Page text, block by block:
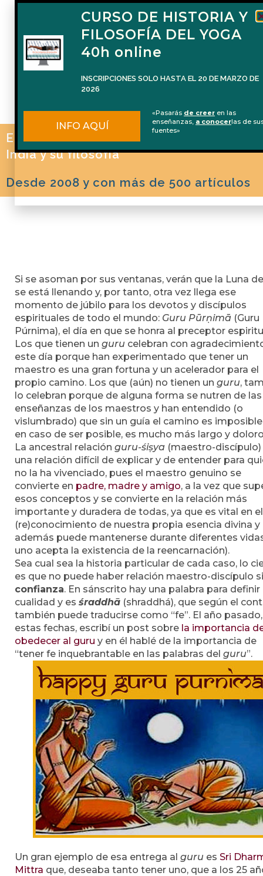
El blog de Naren Herrero sobre Yoga, la
India y su filosofía
Desde 2008 y con más de 500 artículos
Si se asoman por sus ventanas, verán que la Luna
se está llenando y, por tanto, otra vez llega ese
momento de júbilo para los devotos y discípulos
espirituales de todo el mundo: Guru Pūrṇimā (Guru
Púrnima), el día en que se honra al preceptor
Los que tienen un guru celebran con
este día porque han experimentado que tener un
maestro es una gran fortuna y un acelerador para el
propio camino. Los que (aún) no tienen un guru,
lo celebran porque de alguna forma se nutren de las
enseñanzas de los maestros y han entendido (o
vislumbrado) que sin un guía el camino es
en caso de ser posible, es mucho más largo y
La ancestral relación guru-śiṣya (maestro-discípulo)
una relación difícil de explicar y de entender para
no la ha vivenciado, pues el maestro genuino se
convierte en padre, madre y amigo, a la vez que
esos conceptos y se convierte en la relación más
importante y duradera de todas, ya que es vital en el
(re)conocimiento de nuestra propia esencia divina y
además puede mantenerse durante diferentes
uno acepta la existencia de la reencarnación).
Sea cual sea la historia particular de cada caso, lo
es que no puede haber relación maestro-discípulo
confianza. En sánscrito hay una palabra para
cualidad y es śraddhā (shraddhá), que según el
también puede traducirse como “fe”. El año
estas fechas, escribí un post sobre la importancia
obedecer al guru y en él hablé de la importancia de
“tener fe inquebrantable en las palabras del guru”.
Un gran ejemplo de esa entrega al guru es Sri
Mittra que, deseaba tanto tener uno, que a los 25
CURSO DE HISTORIA Y
FILOSOFÍA DEL YOGA
40h online
INSCRIPCIONES SOLO HASTA EL 20 DE MARZO DE
2026
INFO AQUÍ
«Pasarás de creer en las
enseñanzas, a conocerlas de
fuentes»